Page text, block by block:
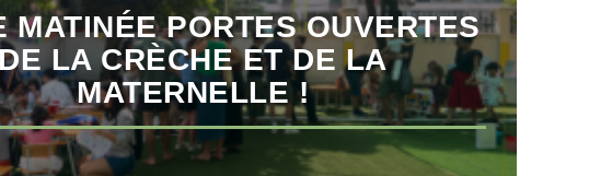
MATINÉE PORTES OUVERTES
LA CRÈCHE ET DE LA
MATERNELLE !